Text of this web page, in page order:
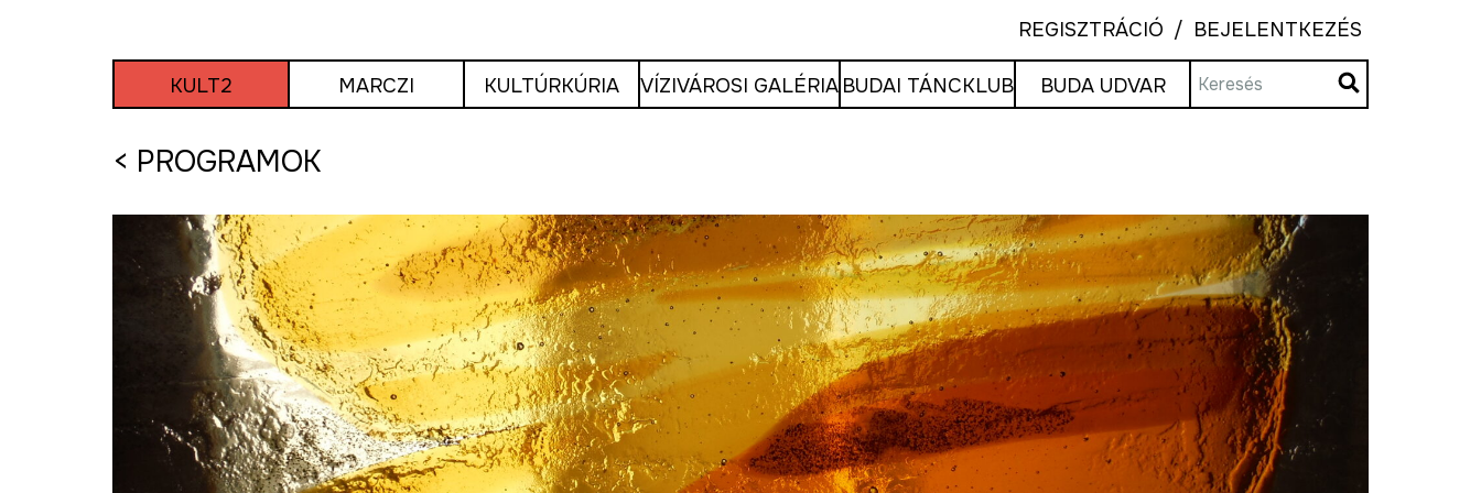
REGISZTRÁCIÓ BEJELENTKEZÉS
KULT2 MARCZI KULTÚRKÚRIA VÍZIVÁROSI GALÉRIA BUDAI TÁNCKLUB BUDA UDVAR
< PROGRAMOK